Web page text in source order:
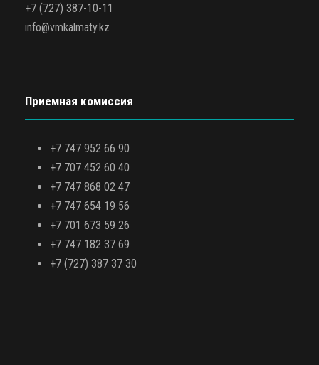
+7 (727) 387-10-11
info@vmkalmaty.kz
Приемная комиссия
+7 747 952 66 90
+7 707 452 60 40
+7 747 868 02 47
+7 747 654 19 56
+7 701 673 59 26
+7 747 182 37 69
+7 (727) 387 37 30